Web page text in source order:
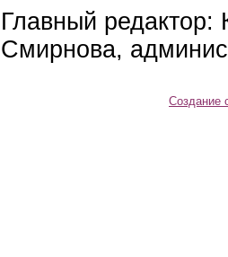
Главный
Смирнова,
Создание